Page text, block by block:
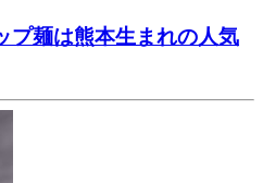
プ麺は熊本生まれの人気